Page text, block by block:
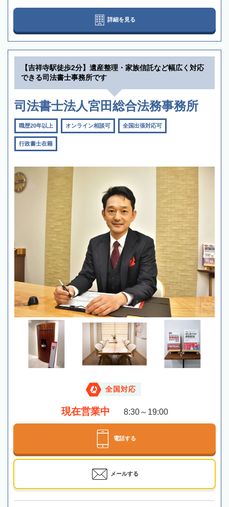
詳細を見る
【吉祥寺駅徒歩2分】遺産整理・家族信託など幅広く対応
できる司法書士事務所です
司法書士法人宮田総合法務事務所
職歴20年以上 オンライン相談可 全国出張対応可
行政書士在籍
全国対応
現在営業中 8:30～19:00
電話する
メールする